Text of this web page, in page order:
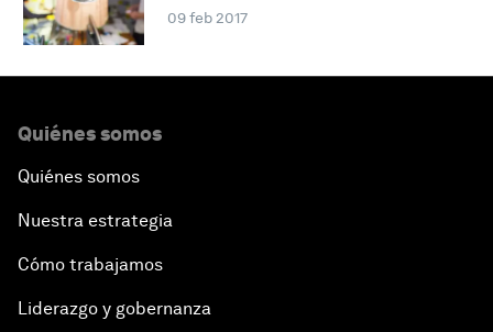
09 feb 2017
Quiénes somos
Quiénes somos
Nuestra estrategia
Cómo trabajamos
Liderazgo y gobernanza